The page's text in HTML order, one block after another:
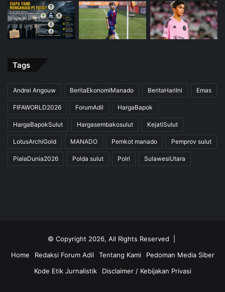
Tags
Andrei Angouw BeritaEkonomiManado BeritaHariIni Emas
FIFAWORLD2026 ForumAdil HargaBapok
HargaBapokSulut Hargasembakosulut KejatiSulut
LotusArchiGold MANADO Pemkot manado Pemprov sulut
PialaDunia2026 Polda sulut Polri SulawesiUtara
© Copyright 2026, All Rights Reserved |
Home
Redaksi Forum Adil Tentang Kami
Pedoman Media Siber
Kode Etik Jurnalistik
Disclaimer / Kebijakan Privasi